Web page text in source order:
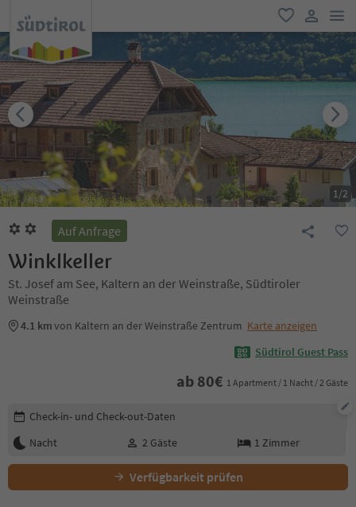
favorit
user link
1/2
Auf Anfrage
Winklkeller
St. Josef am See, Kaltern an der Weinstraße, Südtiroler
Weinstraße
4.1 kmvon Kaltern an der Weinstraße Zentrum Karte anzeigen
Südtirol Guest Pass
ab 80€ 1 Apartment / 1 Nacht / 2 Gäste
Buchungsdetails bearbeiten
Check-in- und Check-out-Daten
Nacht
2 Gäste 1 Zimmer
Verfügbarkeit prüfen